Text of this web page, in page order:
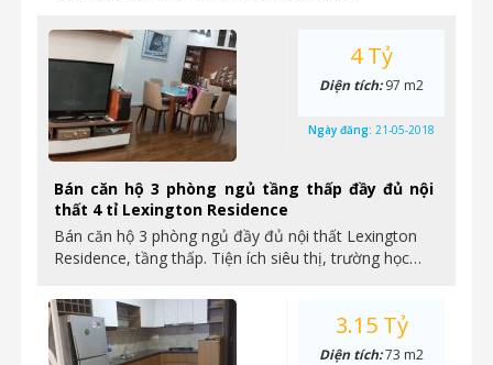
Bán căn hộ 3 phòng ngủ tầng thấp đầy đủ nội
thất 4 tỉ Lexington Residence
Bán căn hộ 3 phòng ngủ đầy đủ nội thất Lexington
Residence, tầng thấp. Tiện ích siêu thị, trường học…
4 Tỷ
Diện tích:97 m2
Ngày đăng: 21-05-2018
3.15 Tỷ
Diện tích:73 m2